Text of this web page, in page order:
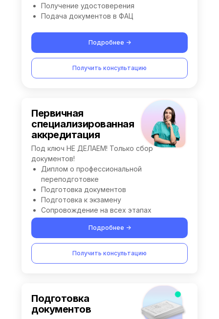
Подготовка
документов
Первичная
специализированная
аккредитация
Под ключ НЕ ДЕЛАЕМ! Только сбор
документов!
Диплом о профессиональной
переподготовке
Подготовка документов
Подготовка к экзамену
Сопровождение на всех этапах
Подробнее ->
Получить консультацию
Получение удостоверения
Подача документов в ФАЦ
Подробнее ->
Получить консультацию